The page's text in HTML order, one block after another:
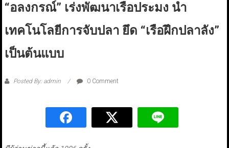
“อลงกรณ์” เร่งพัฒนาเรือประมง นำ
เทคโนโลยีการจับปลา ยึด “เรือฝึกปลาลัง”
เป็นต้นแบบ
Posted By: admin 0 Comment